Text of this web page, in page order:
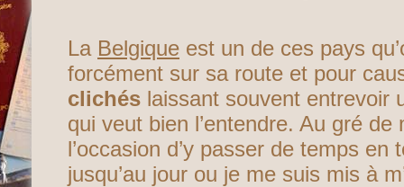
La Belgique est un de ces pays
forcément sur sa route et pour
clichés laissant souvent entrevoir
qui veut bien l’entendre. Au gré de
l’occasion d’y passer de temps en
jusqu’au jour ou je me suis mis à